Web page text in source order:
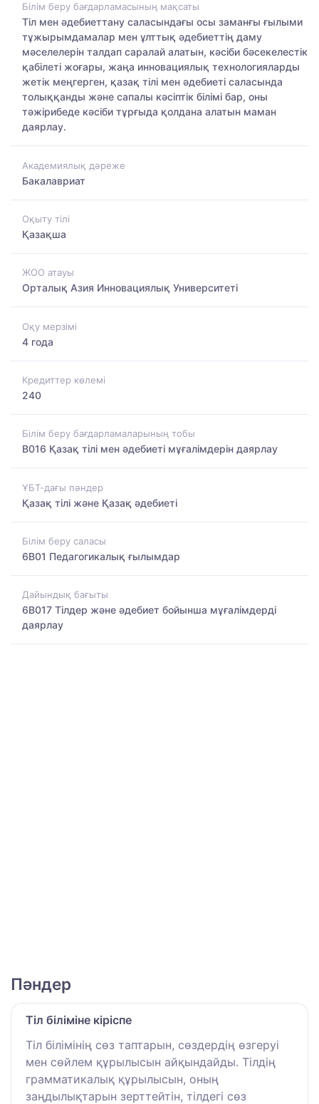
Білім беру бағдарламасының мақсаты
Тіл мен әдебиеттану саласындағы осы заманғы ғылыми
тұжырымдамалар мен ұлттық әдебиеттің даму
мәселелерін талдап саралай алатын, кәсіби бәсекелестік
қабілеті жоғары, жаңа инновациялық технологияларды
жетік меңгерген, қазақ тілі мен әдебиеті саласында
толыққанды және сапалы кәсіптік білімі бар, оны
тәжірибеде кәсіби тұрғыда қолдана алатын маман
даярлау.
Академиялық дәреже
Бакалавриат
Оқыту тілі
Қазақша
ЖОО атауы
Орталық Азия Инновациялық Университеті
Оқу мерзімі
4 года
Кредиттер көлемі
240
Білім беру бағдарламаларының тобы
B016 Қазақ тілі мен әдебиеті мұғалімдерін даярлау
ҰБТ-дағы пәндер
Қазақ тілі және Қазақ әдебиеті
Білім беру саласы
6B01 Педагогикалық ғылымдар
Дайындық бағыты
6B017 Тілдер және әдебиет бойынша мұғалімдерді
даярлау
Пәндер
Тіл біліміне кіріспе
Тіл білімінің сөз таптарын, сөздердің өзгеруі
мен сөйлем құрылысын айқындайды. Тілдің
грамматикалық құрылысын, оның
заңдылықтарын зерттейтін, тілдегі сөз